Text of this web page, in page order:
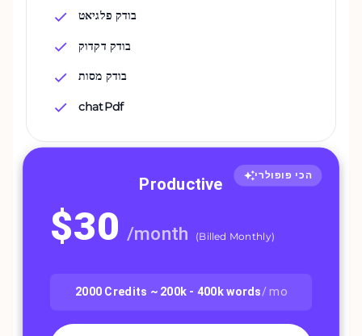
בודק פלגיאט
בודק דקדוק
בודק מסות
chatPdf
הכי פופולרי Productive
$30 /month (Billed Monthly)
2000 Credits ~ 200k - 400kwords/ mo